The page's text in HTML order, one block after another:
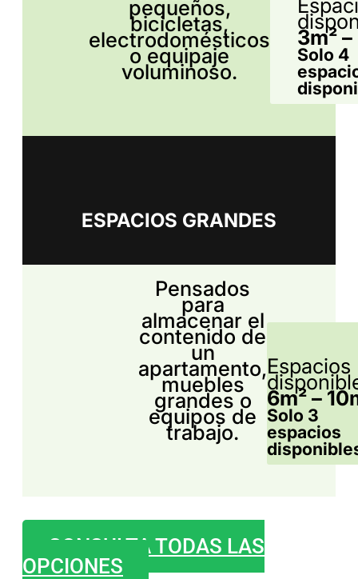
pequeños,
bicicletas,
electrodomésticos
o equipaje
voluminoso.
3m²
Solo 4
ESPACIOS GRANDES
Pensados
para
almacenar el
contenido de
un
apartamento,
muebles
grandes o
equipos de
trabajo.
Espacios
6m² –
Solo 3
espacios
CONSULTA TODAS LAS
OPCIONES